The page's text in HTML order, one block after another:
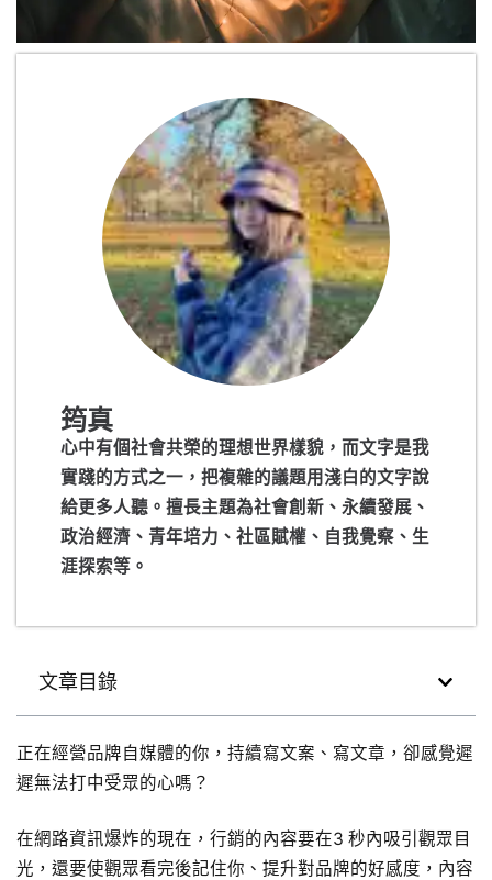
筠真
心中有個社會共榮的理想世界樣貌，而文字是我
實踐的方式之一，把複雜的議題用淺白的文字說
給更多人聽。擅長主題為社會創新、永續發展、
政治經濟、青年培力、社區賦權、自我覺察、生
涯探索等。
文章目錄
正在經營品牌自媒體的你，持續寫文案、寫文章，卻感覺遲
遲無法打中受眾的心嗎？
在網路資訊爆炸的現在，行銷的內容要在3 秒內吸引觀眾目
光，還要使觀眾看完後記住你、提升對品牌的好感度，內容